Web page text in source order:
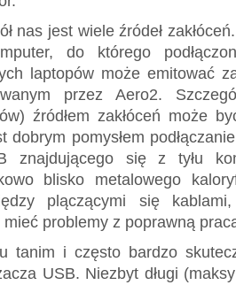
nas jest wiele źródeł
do którego
laptopów może emitować
przez Aero2.
źródłem zakłóceń może
dobrym pomysłem
znajdującego się z tyłu
blisko metalowego
plączącymi się
problemy z poprawną
tanim i często bardzo
USB. Niezbyt długi